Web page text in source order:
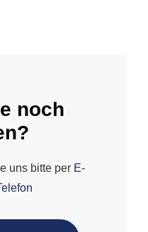
noch
uns bitte per E-